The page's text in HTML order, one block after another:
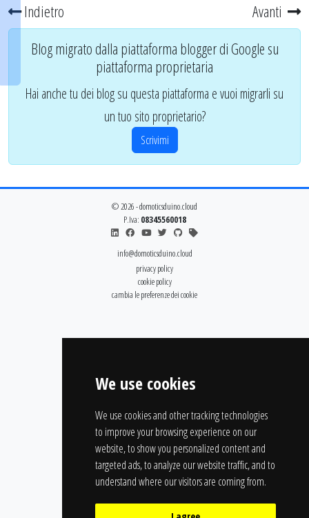
We use cookies
We use cookies and other tracking technologies
to improve your browsing experience on our
website, to show you personalized content and
targeted ads, to analyze our website traffic, and to
understand where our visitors are coming from.
Indietro Avanti
Blog migrato dalla piattaforma blogger di Google su
piattaforma proprietaria
Hai anche tu dei blog su questa piattaforma e vuoi migrarli su
un tuo sito proprietario?
Scrivimi
© 2026 - domoticsduino.cloud
P.Iva: 08345560018
info@domoticsduino.cloud
privacy policy
cookie policy
cambia le preferenze dei cookie